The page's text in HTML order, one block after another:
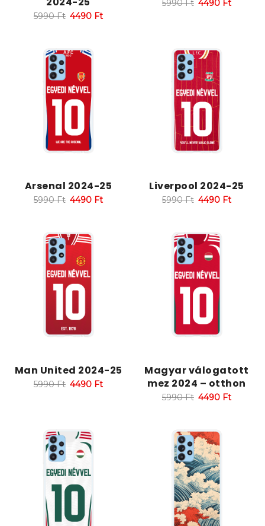
5990Ft 4490 Ft
5990Ft 4490 Ft
Arsenal 2024-25
5990Ft 4490 Ft
Liverpool 2024-25
5990Ft 4490 Ft
Man United 2024-25
5990Ft 4490 Ft
Magyar válogatott
mez 2024 – otthon
5990Ft 4490 Ft